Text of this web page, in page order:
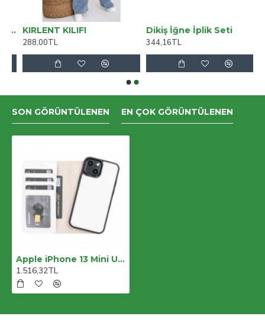
KIRLENT KILIFI
288,00TL
Dikiş İğne İplik Seti
344,16TL
SON GÖRÜNTÜLENEN EN ÇOK GÖRÜNTÜLENEN
Apple iPhone 13 Mini Uyumlu Deri Cüzdanlı Kılıf F3 Beyaz
1.516,32TL